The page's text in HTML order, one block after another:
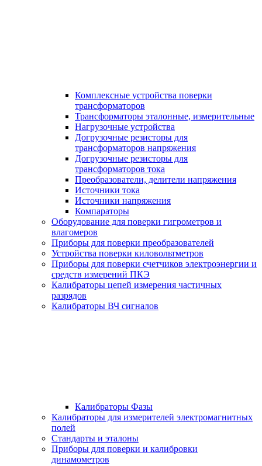
Комплексные устройства поверки
трансформаторов
Трансформаторы эталонные, измерительные
Нагрузочные устройства
Догрузочные резисторы для
трансформаторов напряжения
Догрузочные резисторы для
трансформаторов тока
Преобразователи, делители напряжения
Источники тока
Источники напряжения
Компараторы
Оборудование для поверки гигрометров и
влагомеров
Приборы для поверки преобразователей
Устройства поверки киловольтметров
Приборы для поверки счетчиков электроэнергии и
средств измерений ПКЭ
Калибраторы цепей измерения частичных
разрядов
Калибраторы ВЧ сигналов
Калибраторы Фазы
Калибраторы для измерителей электромагнитных
полей
Стандарты и эталоны
Приборы для поверки и калибровки
динамометров